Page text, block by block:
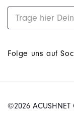
Folge uns auf
©2026 ACUSHNET